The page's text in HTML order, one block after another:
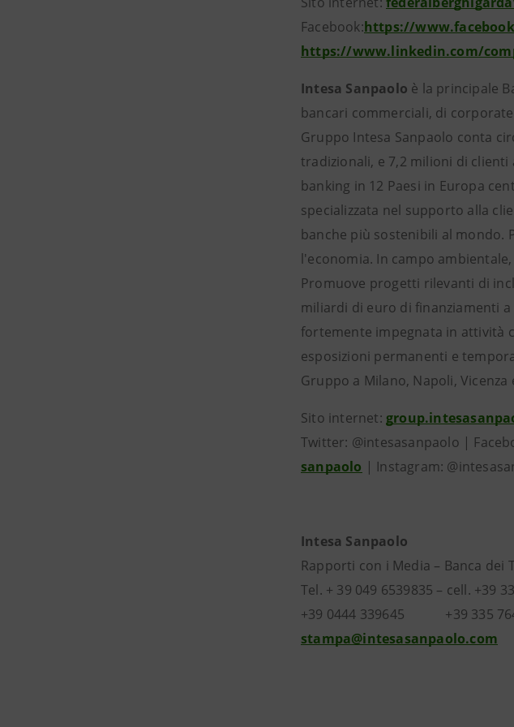
Facebook:https://
https://www.linkedin.com/
Intesa Sanpaolo è la principale
bancari commerciali, di
Gruppo Intesa Sanpaolo conta
tradizionali, e 7,2 milioni di
banking in 12 Paesi in Europa
specializzata nel supporto alla
banche più sostenibili al mondo.
l'economia. In campo
Promuove progetti rilevanti di
miliardi di euro di finanziamenti
fortemente impegnata in attività
esposizioni permanenti e
Gruppo a Milano, Napoli,
Sito internet:
Twitter: @intesasanpaolo |
sanpaolo | Instagram:
Intesa Sanpaolo
Rapporti con i Media –
Tel. + 39 049 6539835 –
+39 0444 339645 +39
stampa@intesasanpaolo.com